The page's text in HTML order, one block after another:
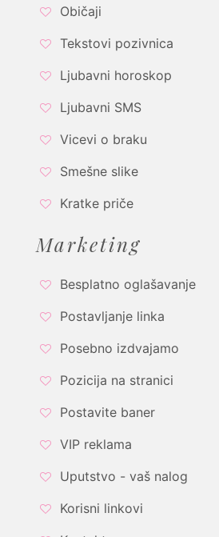
Običaji
Tekstovi pozivnica
Ljubavni horoskop
Ljubavni SMS
Vicevi o braku
Smešne slike
Kratke priče
Marketing
Besplatno oglašavanje
Postavljanje linka
Posebno izdvajamo
Pozicija na stranici
Postavite baner
VIP reklama
Uputstvo - vaš nalog
Korisni linkovi